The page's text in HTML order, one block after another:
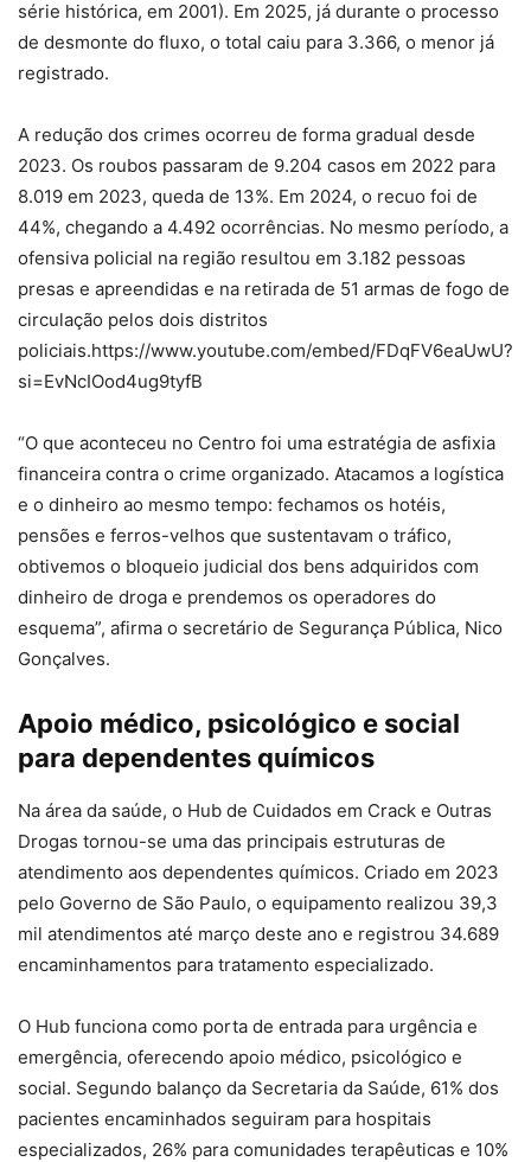
série histórica, em 2001). Em 2025, já durante o processo
de desmonte do fluxo, o total caiu para 3.366, o menor já
registrado.
A redução dos crimes ocorreu de forma gradual desde
2023. Os roubos passaram de 9.204 casos em 2022 para
8.019 em 2023, queda de 13%. Em 2024, o recuo foi de
44%, chegando a 4.492 ocorrências. No mesmo período, a
ofensiva policial na região resultou em 3.182 pessoas
presas e apreendidas e na retirada de 51 armas de fogo de
circulação pelos dois distritos
policiais.https://www.youtube.com/embed/FDqFV6eaUwU?
si=EvNcIOod4ug9tyfB
“O que aconteceu no Centro foi uma estratégia de asfixia
financeira contra o crime organizado. Atacamos a logística
e o dinheiro ao mesmo tempo: fechamos os hotéis,
pensões e ferros-velhos que sustentavam o tráfico,
obtivemos o bloqueio judicial dos bens adquiridos com
dinheiro de droga e prendemos os operadores do
esquema”, afirma o secretário de Segurança Pública, Nico
Gonçalves.
Apoio médico, psicológico e social
para dependentes químicos
Na área da saúde, o Hub de Cuidados em Crack e Outras
Drogas tornou-se uma das principais estruturas de
atendimento aos dependentes químicos. Criado em 2023
pelo Governo de São Paulo, o equipamento realizou 39,3
mil atendimentos até março deste ano e registrou 34.689
encaminhamentos para tratamento especializado.
O Hub funciona como porta de entrada para urgência e
emergência, oferecendo apoio médico, psicológico e
social. Segundo balanço da Secretaria da Saúde, 61% dos
pacientes encaminhados seguiram para hospitais
especializados, 26% para comunidades terapêuticas e 10%